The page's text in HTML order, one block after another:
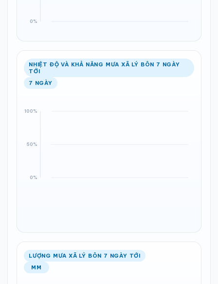
NHIỆT ĐỘ VÀ KHẢ NĂNG MƯA XÃ LÝ BÔN 7 NGÀY
TỚI
7 NGÀY
LƯỢNG MƯA XÃ LÝ BÔN 7 NGÀY TỚI
MM